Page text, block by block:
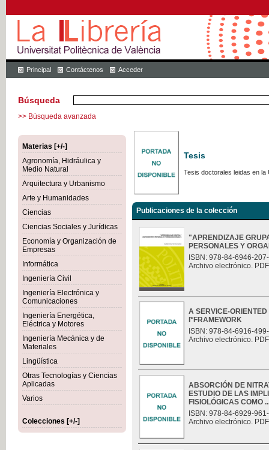
Principal Contáctenos Acceder
Búsqueda
>> Búsqueda avanzada
Materias [+/-]
Agronomía, Hidráulica y
Medio Natural
Arquitectura y Urbanismo
Arte y Humanidades
Ciencias
Ciencias Sociales y Jurídicas
Economía y Organización de
Empresas
Informática
Ingeniería Civil
Ingeniería Electrónica y
Comunicaciones
Ingeniería Energética,
Eléctrica y Motores
Ingeniería Mecánica y de
Materiales
Lingüística
Otras Tecnologías y Ciencias
Aplicadas
Varios
Colecciones [+/-]
Tesis
Tesis doctorales leidas en la
Publicaciones de la colección
"APRENDIZAJE
PERSONALES Y
ISBN: 978-84-6946-
Archivo electrónico.
A SERVICE-
I*FRAMEWORK
ISBN: 978-84-6916-
Archivo electrónico.
ABSORCIÓN DE
ESTUDIO DE LAS
FISIOLÓGICAS COMO
ISBN: 978-84-6929-
Archivo electrónico.